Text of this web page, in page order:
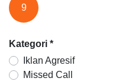
9
Kategori *
Iklan Agresif
Missed Call